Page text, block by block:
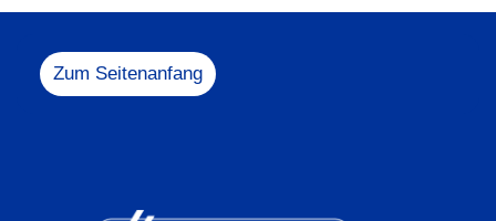
+49 5731
Zum Seitenanfang